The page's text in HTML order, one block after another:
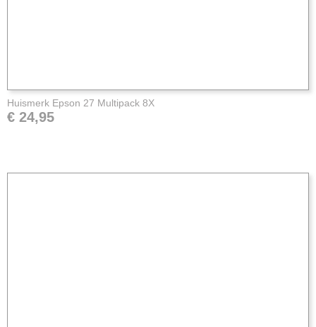
Huismerk Epson 27 Multipack 8X
€ 24,95